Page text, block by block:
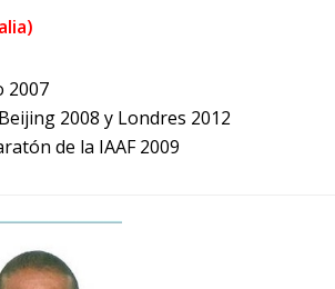
2007
2008 y Londres 2012
de la IAAF 2009